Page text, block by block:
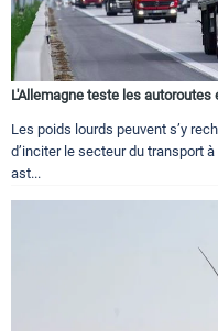
L'Allemagne teste les
Les poids lourds peuvent s’y
d’inciter le secteur du transport
ast...